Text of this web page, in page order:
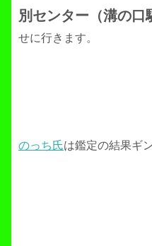
別センター（溝の口
せに行きます。
のっち氏は鑑定の結果ギ